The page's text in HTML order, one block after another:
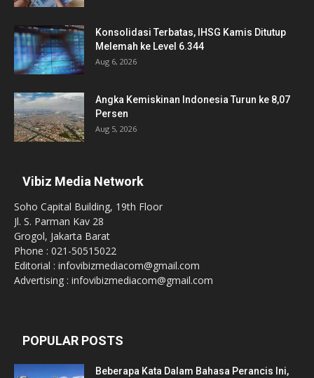
Konsolidasi Terbatas, IHSG Kamis Ditutup
Melemah ke Level 6.344
Aug 6, 2026
Angka Kemiskinan Indonesia Turun ke 8,07
Persen
Aug 5, 2026
Vibiz Media Network
Soho Capital Building, 19th Floor
Jl. S. Parman Kav 28
Grogol, Jakarta Barat
Phone : 021-50515022
Editorial : infovibizmediacom@gmail.com
Advertising : infovibizmediacom@gmail.com
POPULAR POSTS
Beberapa Kata Dalam Bahasa Perancis Ini,